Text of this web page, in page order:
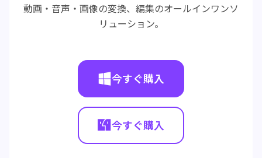
動画・音声・画像の変換、編集のオールインワンソ
リューション。
今すぐ購入
今すぐ購入